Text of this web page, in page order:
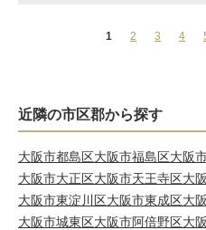
1 2 3 4
近隣の市区郡から探す
大阪市都島区大阪市福島区大阪
大阪市大正区大阪市天王寺区大
大阪市東淀川区大阪市東成区大
大阪市城東区大阪市阿倍野区大